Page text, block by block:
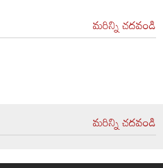
మరిన్ని చదవండి
మరిన్ని చదవండి